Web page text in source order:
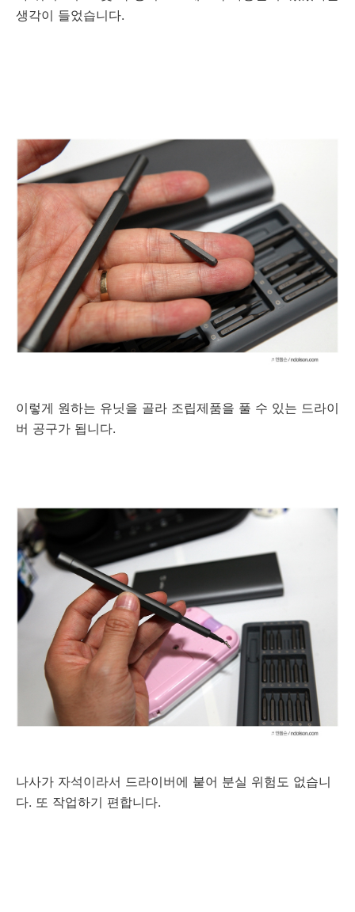
생각이 들었습니다.
이렇게 원하는 유닛을 골라 조립제품을 풀 수 있는 드라이
버 공구가 됩니다.
나사가 자석이라서 드라이버에 붙어 분실 위험도 없습니
다. 또 작업하기 편합니다.